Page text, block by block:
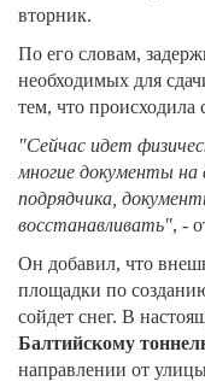
вторник.
По его словам,
необходимых для
тем, что происходила
"Сейчас идет
многие документы на
подрядчика,
восстанавливать", -
Он добавил, что
площадки по
сойдет снег. В
Балтийскому
направлении от